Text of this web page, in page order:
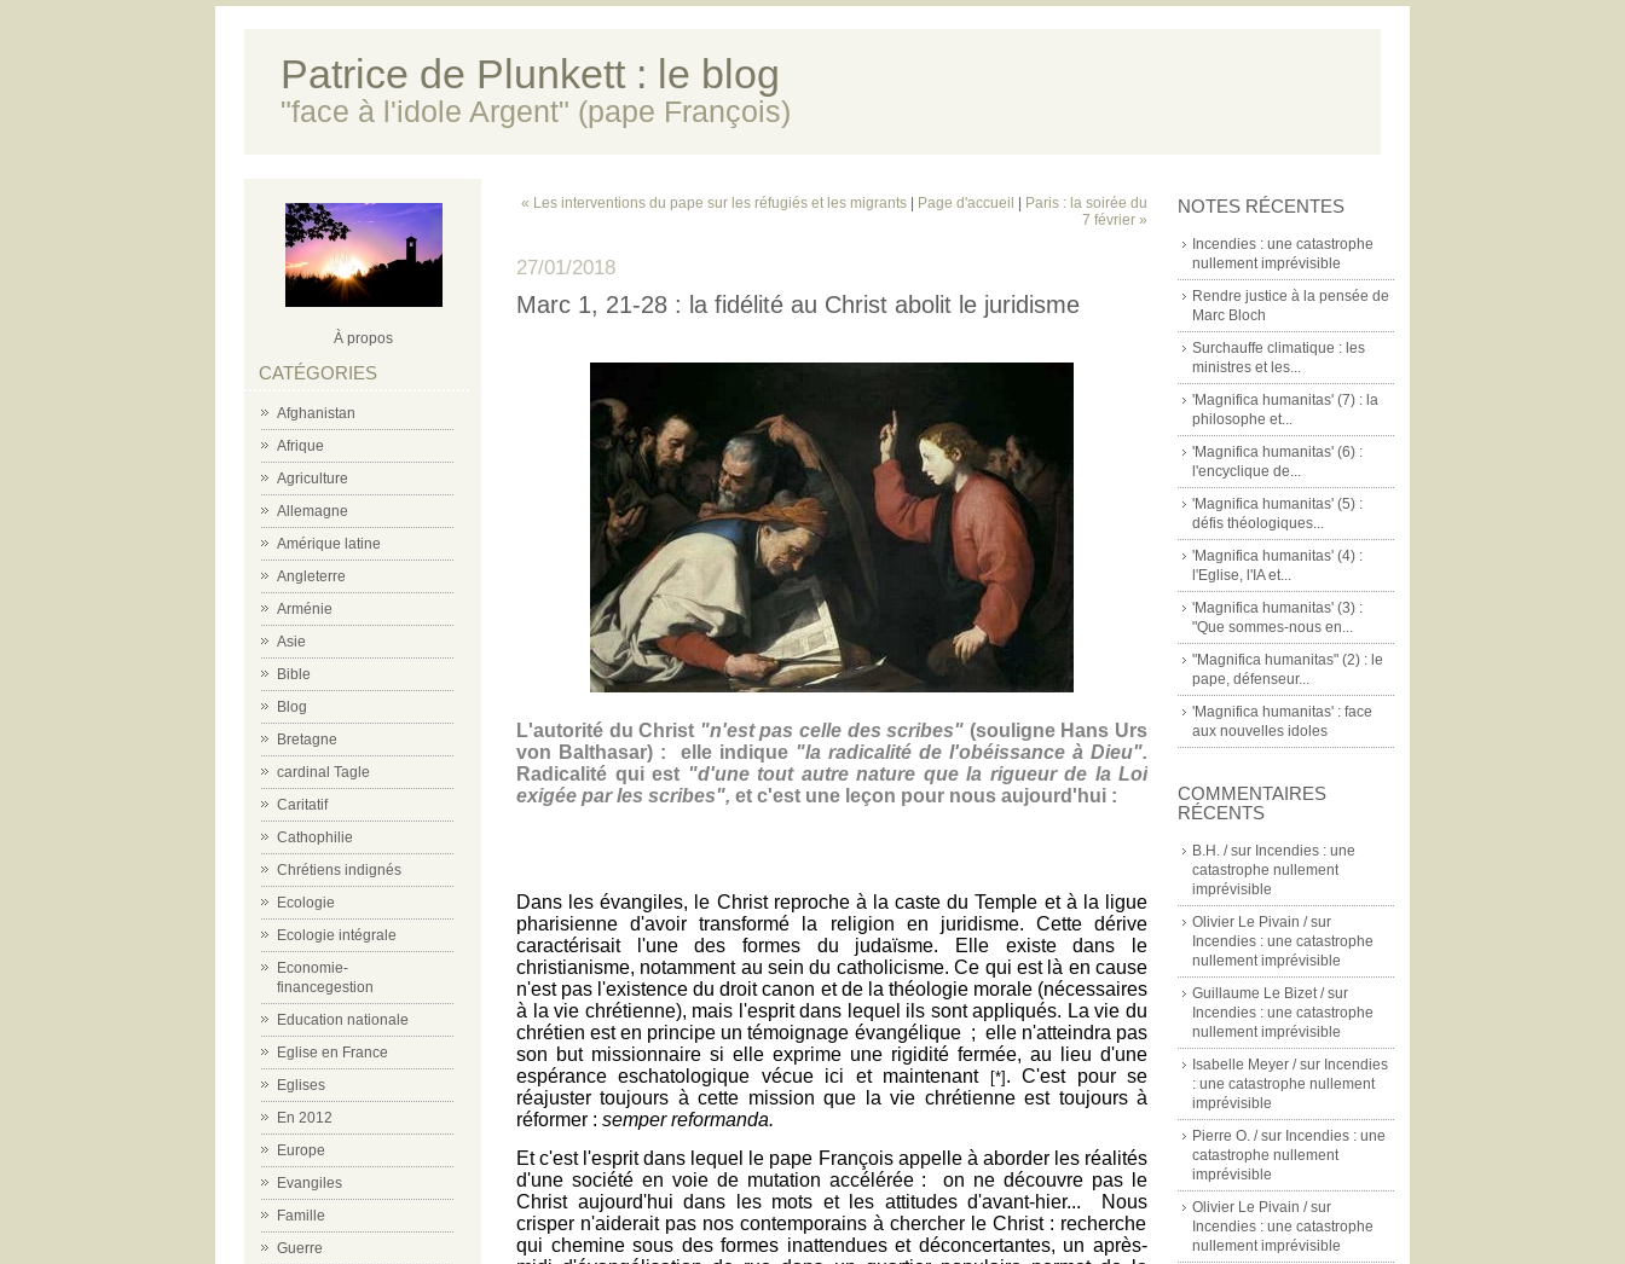
Patrice de Plunkett : le blog
"face à l'idole Argent" (pape François)
À propos
CATÉGORIES
Afghanistan
Afrique
Agriculture
Allemagne
Amérique latine
Angleterre
Arménie
Asie
Bible
Blog
Bretagne
cardinal Tagle
Caritatif
Cathophilie
Chrétiens indignés
Ecologie
Ecologie intégrale
Economie-
financegestion
Education nationale
Eglise en France
Eglises
En 2012
Europe
Evangiles
Famille
Guerre
NOTES RÉCENTES
Incendies : une catastrophe
nullement imprévisible
Rendre justice à la pensée de
Marc Bloch
Surchauffe climatique : les
ministres et les...
'Magnifica humanitas' (7) : la
philosophe et...
'Magnifica humanitas' (6) :
l'encyclique de...
'Magnifica humanitas' (5) :
défis théologiques...
'Magnifica humanitas' (4) :
l'Eglise, l'IA et...
'Magnifica humanitas' (3) :
"Que sommes-nous en...
"Magnifica humanitas" (2) : le
pape, défenseur...
'Magnifica humanitas' : face
aux nouvelles idoles
COMMENTAIRES
RÉCENTS
B.H. /sur Incendies : une
catastrophe nullement
imprévisible
Olivier Le Pivain /sur
Incendies : une catastrophe
nullement imprévisible
Guillaume Le Bizet /sur
Incendies : une catastrophe
nullement imprévisible
Isabelle Meyer /sur Incendies
: une catastrophe nullement
imprévisible
Pierre O. /sur Incendies : une
catastrophe nullement
imprévisible
Olivier Le Pivain /sur
Incendies : une catastrophe
nullement imprévisible
« Les interventions du pape sur les réfugiés et les migrants Page d'accueil
Paris : la soirée du
7 février »
27/01/2018
Marc 1, 21-28 : la fidélité au Christ abolit le juridisme
L'autorité du Christ "n'est pas celle des scribes" (souligne Hans Urs
von Balthasar) : elle indique "la radicalité de l'obéissance à Dieu".
Radicalité qui est "d'une tout autre nature que la rigueur de la Loi
exigée par les scribes", et c'est une leçon pour nous aujourd'hui :
Dans les évangiles, le Christ reproche à la caste du Temple et à la ligue
pharisienne d'avoir transformé la religion en juridisme. Cette dérive
caractérisait l'une des formes du judaïsme. Elle existe dans le
christianisme, notamment au sein du catholicisme. Ce qui est là en cause
n'est pas l'existence du droit canon et de la théologie morale (nécessaires
à la vie chrétienne), mais l'esprit dans lequel ils sont appliqués. La vie du
chrétien est en principe un témoignage évangélique ; elle n'atteindra pas
son but missionnaire si elle exprime une rigidité fermée, au lieu d'une
espérance eschatologique vécue ici et maintenant
[*] . C'est pour se
réajuster toujours à cette mission que la vie chrétienne est toujours à
réformer : semper reformanda.
Et c'est l'esprit dans lequel le pape François appelle à aborder les réalités
d'une société en voie de mutation accélérée : on ne découvre pas le
Christ aujourd'hui dans les mots et les attitudes d'avant-hier... Nous
crisper n'aiderait pas nos contemporains à chercher le Christ : recherche
qui chemine sous des formes inattendues et déconcertantes, un après-